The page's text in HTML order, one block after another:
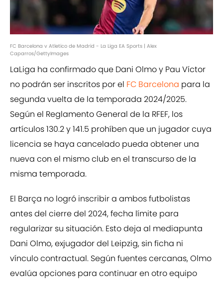
FC Barcelona v Atletico de Madrid - La Liga EA Sports | Alex
Caparros/GettyImages
LaLiga ha confirmado que Dani Olmo y Pau Víctor
no podrán ser inscritos por el FC Barcelona para la
segunda vuelta de la temporada 2024/2025.
Según el Reglamento General de la RFEF, los
artículos 130.2 y 141.5 prohíben que un jugador cuya
licencia se haya cancelado pueda obtener una
nueva con el mismo club en el transcurso de la
misma temporada.
El Barça no logró inscribir a ambos futbolistas
antes del cierre del 2024, fecha límite para
regularizar su situación. Esto deja al mediapunta
Dani Olmo, exjugador del Leipzig, sin ficha ni
vínculo contractual. Según fuentes cercanas, Olmo
evalúa opciones para continuar en otro equipo